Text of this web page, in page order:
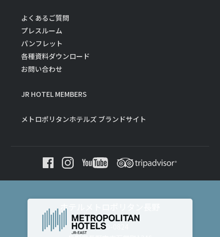
よくあるご質問
プレスルーム
パンフレット
各種資料ダウンロード
お問い合わせ
JR HOTEL MEMBERS
メトロポリタンホテルズ ブランドサイト
ホテルメトロポリタン長野
〒380-0824